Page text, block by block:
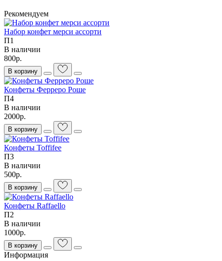
Рекомендуем
Набор конфет мерси ассорти
П1
В наличии
800р.
В корзину
Конфеты Ферреро Роше
П4
В наличии
2000р.
В корзину
Конфеты Toffifee
П3
В наличии
500р.
В корзину
Конфеты Raffaello
П2
В наличии
1000р.
В корзину
Информация